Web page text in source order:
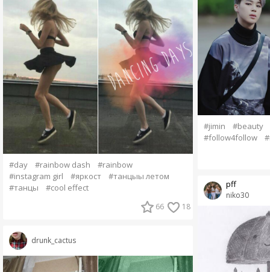
#day #rainbow dash
#rainbow
#instagram girl
#яркост
#танцыы летом
#танцы
#cool effect
66 18
drunk_cactus
#jimin
#beauty
#follow4follow
niko30
pff